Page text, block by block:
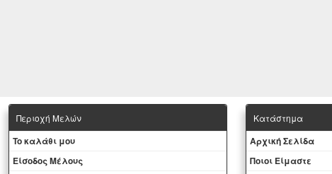
Περιοχή Mελών
To καλάθι μου
Eίσοδος Μέλους
Κατάστημα
Aρχική Σελίδα
Ποιοι Είμαστε